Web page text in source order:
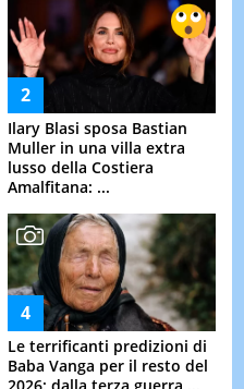
Ilary Blasi sposa Bastian
Muller in una villa extra
lusso della Costiera
Amalfitana: ...
Le terrificanti predizioni di
Baba Vanga per il resto del